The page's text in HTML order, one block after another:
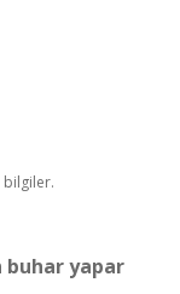
bilgiler.
buhar yapar